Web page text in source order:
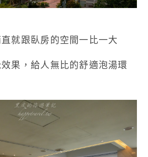
就跟臥房的空間一比一大
果，給人無比的舒適泡湯環